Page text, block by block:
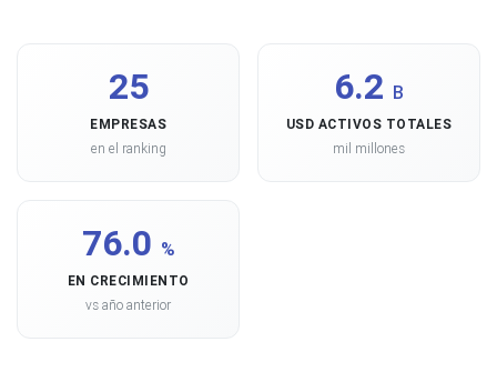
25
EMPRESAS
en el ranking
6.2 B
USD ACTIVOS TOTALES
mil millones
76.0 %
EN CRECIMIENTO
vs año anterior